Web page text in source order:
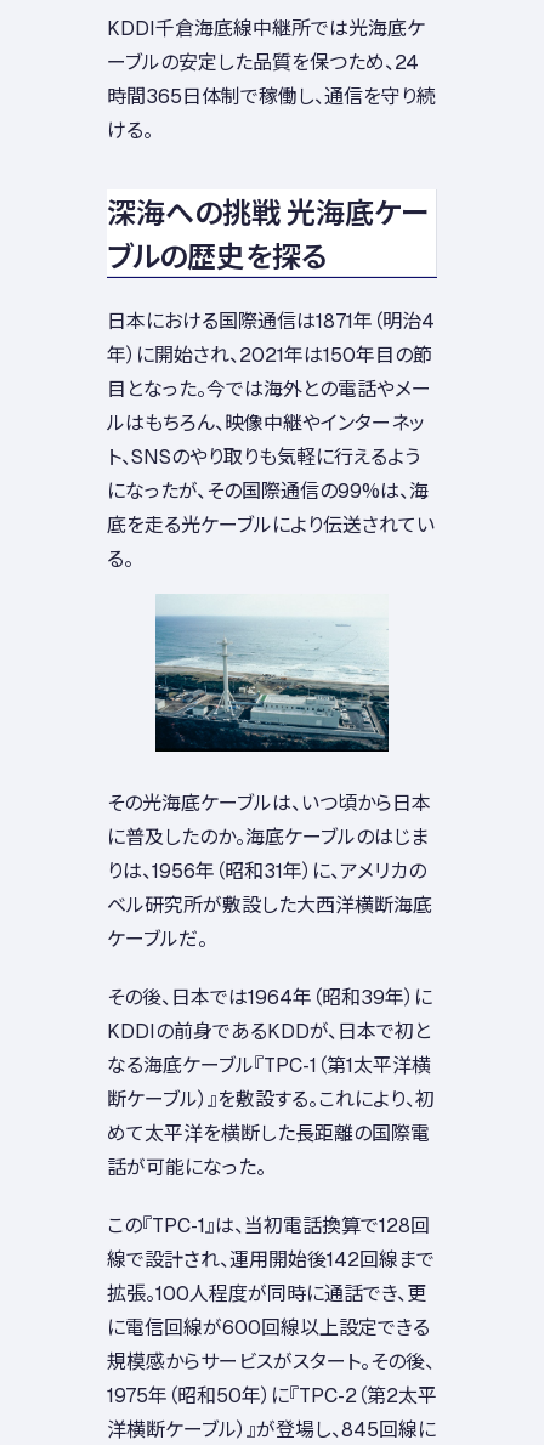
KDDI千倉海底線中継所では光海底ケ
ーブルの安定した品質を保つため、24
時間365日体制で稼働し、通信を守り続
ける。
深海への挑戦 光海底ケー
ブルの歴史を探る
日本における国際通信は1871年（明治4
年）に開始され、2021年は150年目の節
目となった。今では海外との電話やメー
ルはもちろん、映像中継やインターネッ
ト、SNSのやり取りも気軽に行えるよう
になったが、その国際通信の99%は、海
底を走る光ケーブルにより伝送されてい
る。
その光海底ケーブルは、いつ頃から日本
に普及したのか。海底ケーブルのはじま
りは、1956年（昭和31年）に、アメリカの
ベル研究所が敷設した大西洋横断海底
ケーブルだ。
その後、日本では1964年（昭和39年）に
KDDIの前身であるKDDが、日本で初と
なる海底ケーブル『TPC-1（第1太平洋横
断ケーブル）』を敷設する。これにより、初
めて太平洋を横断した長距離の国際電
話が可能になった。
この『TPC-1』は、当初電話換算で128回
線で設計され、運用開始後142回線まで
拡張。100人程度が同時に通話でき、更
に電信回線が600回線以上設定できる
規模感からサービスがスタート。その後、
1975年（昭和50年）に『TPC-2（第2太平
洋横断ケーブル）』が登場し、845回線に